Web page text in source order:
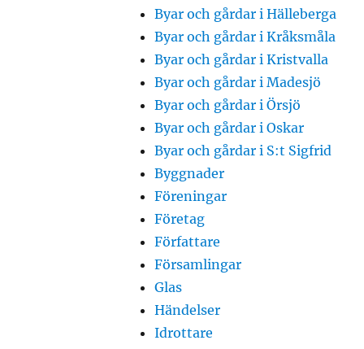
Byar och gårdar i Hälleberga
Byar och gårdar i Kråksmåla
Byar och gårdar i Kristvalla
Byar och gårdar i Madesjö
Byar och gårdar i Örsjö
Byar och gårdar i Oskar
Byar och gårdar i S:t Sigfrid
Byggnader
Föreningar
Företag
Författare
Församlingar
Glas
Händelser
Idrottare